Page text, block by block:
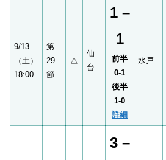
9/13
（土）
18:00
第
29
節
△
仙
台
1 –
1
前半
0-1
後半
1-0
詳細
水戸
3 –